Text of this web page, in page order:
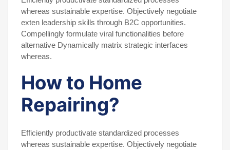
whereas sustainable expertise. Objectively negotiate
exten leadership skills through B2C opportunities.
Compellingly formulate viral functionalities before
alternative Dynamically matrix strategic interfaces
whereas.
How to Home
Repairing?
Efficiently productivate standardized processes
whereas sustainable expertise. Objectively negotiate